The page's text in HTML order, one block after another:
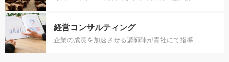
経営コンサルティング
企業の成長を加速させる講師陣が貴社にて指導